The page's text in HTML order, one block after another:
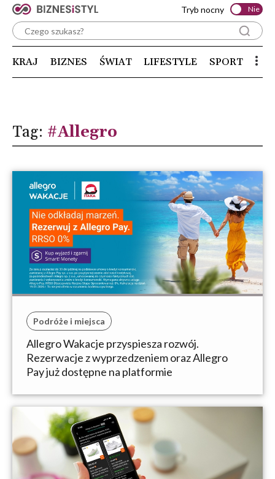
Tryb nocny Nie
KRAJ BIZNES ŚWIAT LIFESTYLE SPORT
Tag: #Allegro
Podróże i miejsca
Allegro Wakacje przyspiesza rozwój.
Rezerwacje z wyprzedzeniem oraz Allegro
Pay już dostępne na platformie